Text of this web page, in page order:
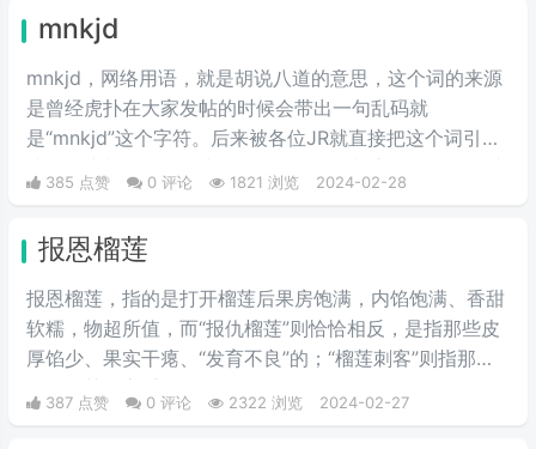
mnkjd
mnkjd，网络用语，就是胡说八道的意思，这个词的来源
是曾经虎扑在大家发帖的时候会带出一句乱码就
是“mnkjd”这个字符。后来被各位JR就直接把这个词引申
成意思为胡说八道，比如说有一个人在胡言乱语，我们就
说他在mnkjd，也就是胡乱说话的意思。
385 点赞 0 评论 1821 浏览 2024-02-28
报恩榴莲
报恩榴莲，指的是打开榴莲后果房饱满，内馅饱满、香甜
软糯，物超所值，而“报仇榴莲”则恰恰相反，是指那些皮
厚馅少、果实干瘪、“发育不良”的；“榴莲刺客”则指那些
会挑榴莲的高手。
387 点赞 0 评论 2322 浏览 2024-02-27